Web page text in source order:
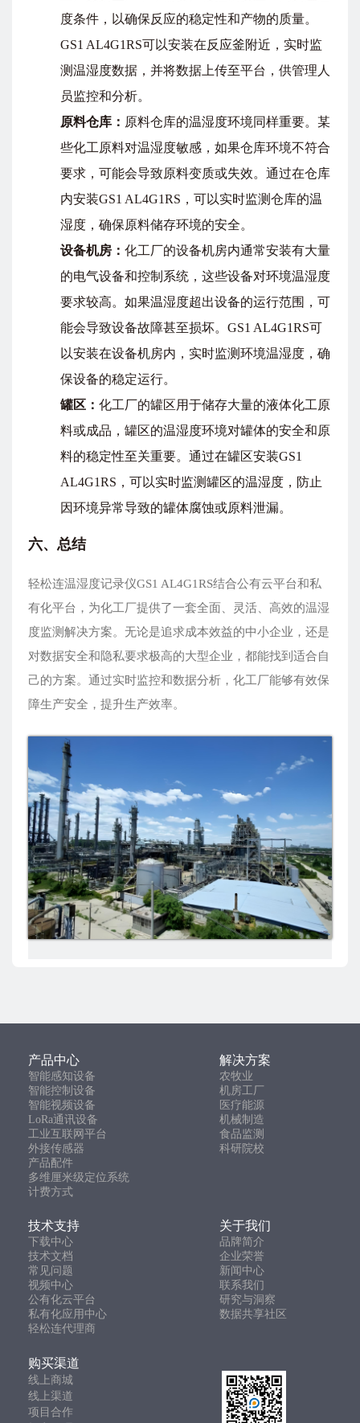
度条件，以确保反应的稳定性和产物的质量。
GS1 AL4G1RS可以安装在反应釜附近，实时监
测温湿度数据，并将数据上传至平台，供管理人
员监控和分析。
原料仓库： 原料仓库的温湿度环境同样重要。某
些化工原料对温湿度敏感，如果仓库环境不符合
要求，可能会导致原料变质或失效。通过在仓库
内安装GS1 AL4G1RS，可以实时监测仓库的温
湿度，确保原料储存环境的安全。
设备机房： 化工厂的设备机房内通常安装有大量
的电气设备和控制系统，这些设备对环境温湿度
要求较高。如果温湿度超出设备的运行范围，可
能会导致设备故障甚至损坏。GS1 AL4G1RS可
以安装在设备机房内，实时监测环境温湿度，确
保设备的稳定运行。
罐区： 化工厂的罐区用于储存大量的液体化工原
料或成品，罐区的温湿度环境对罐体的安全和原
料的稳定性至关重要。通过在罐区安装GS1
AL4G1RS，可以实时监测罐区的温湿度，防止
因环境异常导致的罐体腐蚀或原料泄漏。
六、总结
轻松连温湿度记录仪GS1 AL4G1RS结合公有云平台和私
有化平台，为化工厂提供了一套全面、灵活、高效的温湿
度监测解决方案。无论是追求成本效益的中小企业，还是
对数据安全和隐私要求极高的大型企业，都能找到适合自
己的方案。通过实时监控和数据分析，化工厂能够有效保
障生产安全，提升生产效率。
产品中心 解决方案
智能感知设备
农牧业
智能控制设备
机房工厂
智能视频设备
医疗能源
LoRa通讯设备
机械制造
工业互联网平台
食品监测
外接传感器
科研院校
产品配件
多维厘米级定位系统
计费方式
技术支持 关于我们
下载中心
品牌简介
技术文档
企业荣誉
常见问题
新闻中心
视频中心
联系我们
公有化云平台
研究与洞察
私有化应用中心
数据共享社区
轻松连代理商
购买渠道
线上商城
线上渠道
项目合作